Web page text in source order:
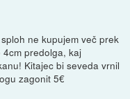
ne kupujem več prek
predolga, kaj
Kitajec bi seveda vrnil
zagonit 5€